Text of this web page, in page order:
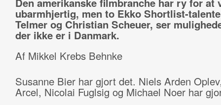
ubarmhjertig, men to Ekko Shortlist-
Telmer og Christian Scheuer, ser
der ikke er i Danmark.
Af Mikkel Krebs Behnke
Susanne Bier har gjort det. Niels Arden
Arcel, Nicolai Fuglsig og Michael Noer har